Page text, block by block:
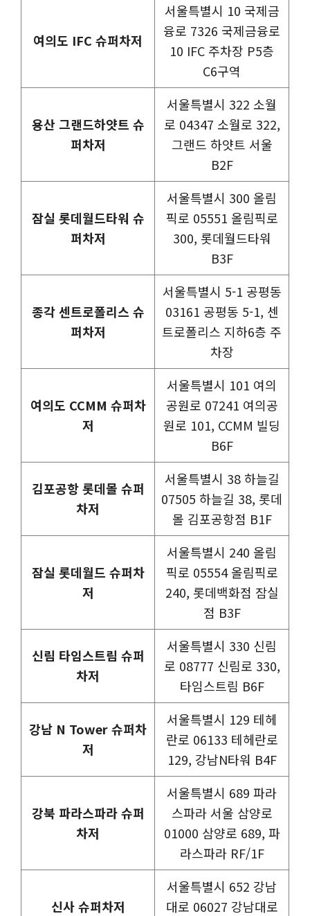
여의도 IFC 슈퍼차저
서울특별시 10 국제금
융로 7326 국제금융로
10 IFC 주차장 P5층
C6구역
용산 그랜드하얏트 슈
퍼차저
서울특별시 322 소월
로 04347 소월로 322,
그랜드 하얏트 서울
B2F
잠실 롯데월드타워 슈
퍼차저
서울특별시 300 올림
픽로 05551 올림픽로
300, 롯데월드타워
B3F
종각 센트로폴리스 슈
퍼차저
서울특별시 5-1 공평동
03161 공평동 5-1, 센
트로폴리스 지하6층 주
차장
여의도 CCMM 슈퍼차
저
서울특별시 101 여의
공원로 07241 여의공
원로 101, CCMM 빌딩
B6F
김포공항 롯데몰 슈퍼
차저
서울특별시 38 하늘길
07505 하늘길 38, 롯데
몰 김포공항점 B1F
잠실 롯데월드 슈퍼차
저
서울특별시 240 올림
픽로 05554 올림픽로
240, 롯데백화점 잠실
점 B3F
신림 타임스트림 슈퍼
차저
서울특별시 330 신림
로 08777 신림로 330,
타임스트림 B6F
강남 N Tower 슈퍼차
저
서울특별시 129 테헤
란로 06133 테헤란로
129, 강남N타워 B4F
강북 파라스파라 슈퍼
차저
서울특별시 689 파라
스파라 서울 삼양로
01000 삼양로 689, 파
라스파라 RF/1F
신사 슈퍼차저
서울특별시 652 강남
대로 06027 강남대로